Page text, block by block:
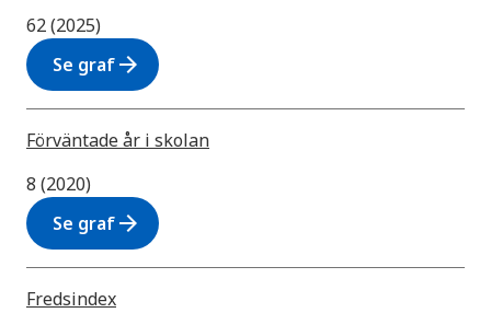
62 (2025)
Se grafarrow_forward
Förväntade år i skolan
8 (2020)
Se grafarrow_forward
Fredsindex